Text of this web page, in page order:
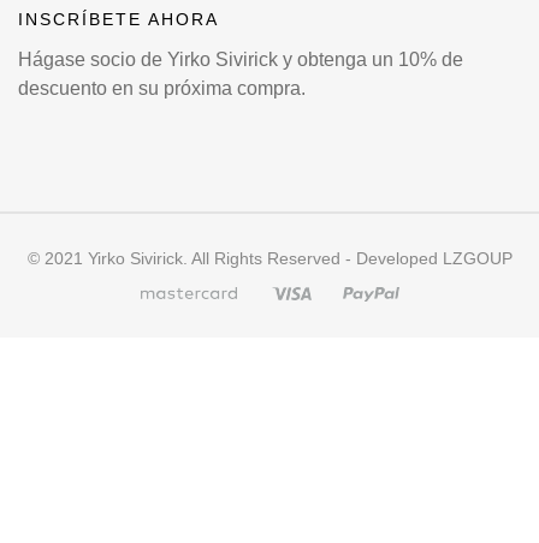
INSCRÍBETE AHORA
Hágase socio de Yirko Sivirick y obtenga un 10% de
descuento en su próxima compra.
© 2021 Yirko Sivirick. All Rights Reserved - Developed LZGOUP